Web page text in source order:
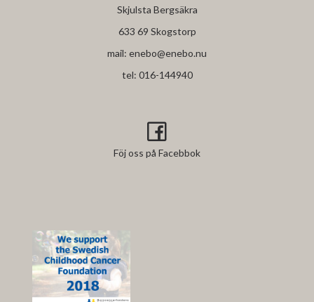
Skjulsta Bergsäkra
633 69 Skogstorp
mail: enebo@enebo.nu
tel: 016-144940
Föj oss på Facebbok